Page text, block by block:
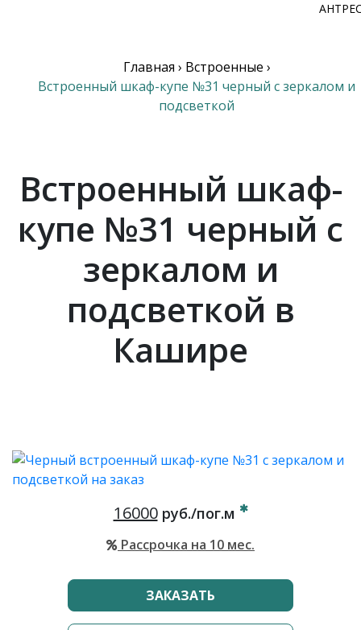
Главная › Встроенные ›
Встроенный шкаф-купе №31 черный с зеркалом и
подсветкой
Встроенный шкаф-
купе №31 черный с
зеркалом и
подсветкой в
Кашире
16000руб./пог.м
Рассрочка на 10 мес.
ЗАКАЗАТЬ